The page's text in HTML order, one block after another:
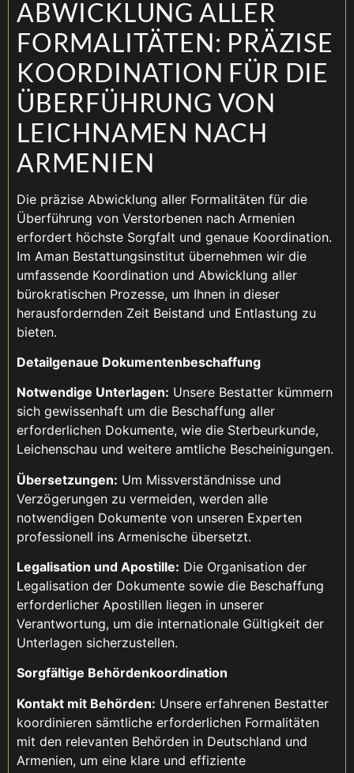
ABWICKLUNG ALLER
FORMALITÄTEN: PRÄZISE
KOORDINATION FÜR DIE
ÜBERFÜHRUNG VON
LEICHNAMEN NACH
ARMENIEN
Die präzise Abwicklung aller Formalitäten für die
Überführung von Verstorbenen nach Armenien
erfordert höchste Sorgfalt und genaue Koordination.
Im Aman Bestattungsinstitut übernehmen wir die
umfassende Koordination und Abwicklung aller
bürokratischen Prozesse, um Ihnen in dieser
herausfordernden Zeit Beistand und Entlastung zu
bieten.
Detailgenaue Dokumentenbeschaffung
Notwendige Unterlagen: Unsere Bestatter kümmern
sich gewissenhaft um die Beschaffung aller
erforderlichen Dokumente, wie die Sterbeurkunde,
Leichenschau und weitere amtliche Bescheinigungen.
Übersetzungen: Um Missverständnisse und
Verzögerungen zu vermeiden, werden alle
notwendigen Dokumente von unseren Experten
professionell ins Armenische übersetzt.
Legalisation und Apostille: Die Organisation der
Legalisation der Dokumente sowie die Beschaffung
erforderlicher Apostillen liegen in unserer
Verantwortung, um die internationale Gültigkeit der
Unterlagen sicherzustellen.
Sorgfältige Behördenkoordination
Kontakt mit Behörden: Unsere erfahrenen Bestatter
koordinieren sämtliche erforderlichen Formalitäten
mit den relevanten Behörden in Deutschland und
Armenien, um eine klare und effiziente